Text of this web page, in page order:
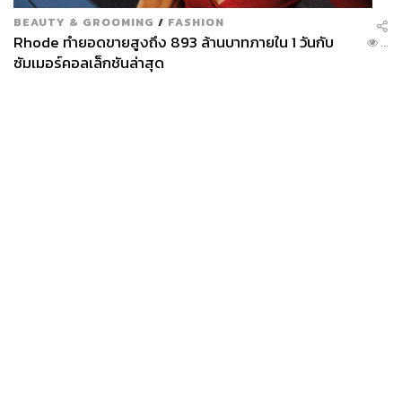
BEAUTY & GROOMING / FASHION
Rhode ทำยอดขายสูงถึง 893 ล้านบาทภายใน 1 วันกับ
ซัมเมอร์คอลเล็กชันล่าสุด
...